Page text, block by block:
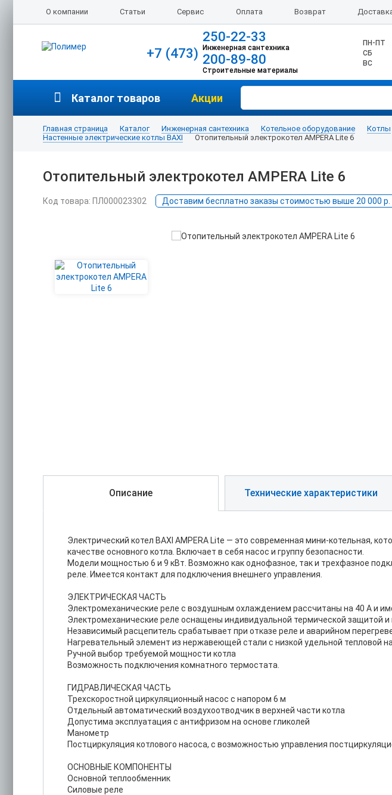
О компании Статьи Сервис Оплата Возврат
+7 (473)
250-22-33
Инженерная сантехника
200-89-80
Строительные материалы
ПН-ПТ
CБ
ВС
Каталог товаров Акции
Главная страница Каталог Инженерная сантехника Котельное оборудование Котлы
Настенные электрические котлы BAXI
Отопительный электрокотел AMPERA Lite 6
Отопительный электрокотел AMPERA Lite 6
Код товара: ПЛ000023302 Доставим бесплатно заказы стоимостью выше 20 000 р.
Описание Технические характеристики
Электрический котел BAXI AMPERA Lite — это современная мини-котельная,
качестве основного котла. Включает в себя насос и группу безопасности.
Модели мощностью 6 и 9 кВт. Возможно как однофазное, так и трехфазное
реле. Имеется контакт для подключения внешнего управления.
ЭЛЕКТРИЧЕСКАЯ ЧАСТЬ
Электромеханические реле с воздушным охлаждением рассчитаны на 40 А и
Электромеханические реле оснащены индивидуальной термической защитой
Независимый расцепитель срабатывает при отказе реле и аварийном
Нагревательный элемент из нержавеющей стали с низкой удельной тепловой
Ручной выбор требуемой мощности котла
Возможность подключения комнатного термостата.
ГИДРАВЛИЧЕСКАЯ ЧАСТЬ
Трехскоростной циркуляционный насос с напором 6 м
Отдельный автоматический воздухоотводчик в верхней части котла
Допустима эксплуатация с антифризом на основе гликолей
Манометр
Постциркуляция котлового насоса, с возможностью управления
ОСНОВНЫЕ КОМПОНЕНТЫ
Основной теплообменник
Силовые реле